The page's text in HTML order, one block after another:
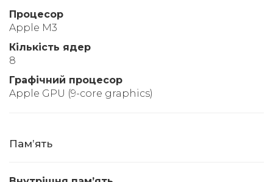
Процесор
Apple M3
Кількість ядер
8
Графічний процесор
Apple GPU (9-core graphics)
Памʼять